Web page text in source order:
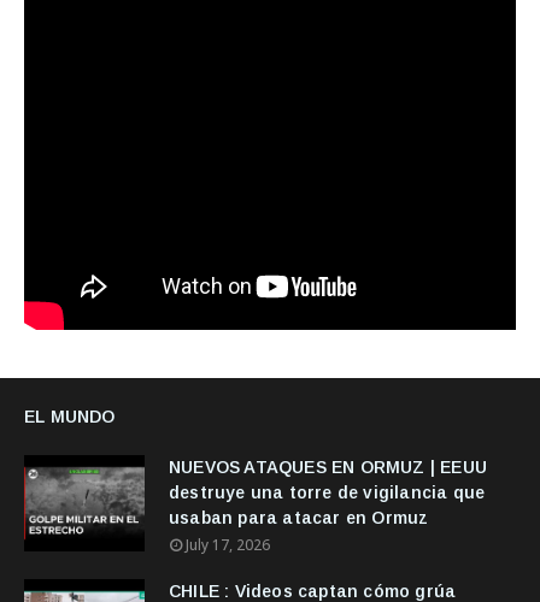
EL MUNDO
NUEVOS ATAQUES EN ORMUZ | EEUU
destruye una torre de vigilancia que
usaban para atacar en Ormuz
July 17, 2026
CHILE : Videos captan cómo grúa